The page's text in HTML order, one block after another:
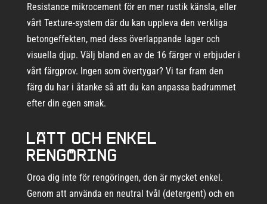
Resistance mikrocement för en mer rustik känsla, eller
vårt Texture-system där du kan uppleva den verkliga
betongeffekten, med dess överlappande lager och
visuella djup. Välj bland en av de 16 färger vi erbjuder i
vårt färgprov. Ingen som övertygar? Vi tar fram den
färg du har i åtanke så att du kan anpassa badrummet
efter din egen smak.
Lätt och enkel
rengöring
Oroa dig inte för rengöringen, den är mycket enkel.
Genom att använda en neutral tvål (detergent) och en